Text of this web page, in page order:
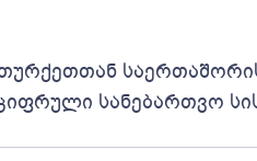
სანებართვო